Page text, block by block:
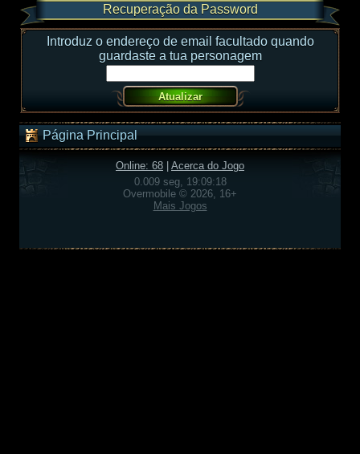
Recuperação da Password
Introduz o endereço de email facultado quando
guardaste a tua personagem
Página Principal
Online: 68
Acerca do Jogo
0.009 seg, 19:09:18
Overmobile © 2026, 16+
Mais Jogos